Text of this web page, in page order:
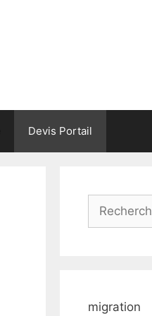
Devis Portail
Rechercher :
migration